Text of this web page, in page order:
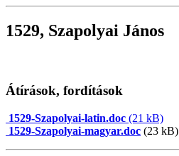
1529, Szapolyai János
Átírások, fordítások
1529-Szapolyai-latin.doc (21 kB)
1529-Szapolyai-magyar.doc (23 kB)